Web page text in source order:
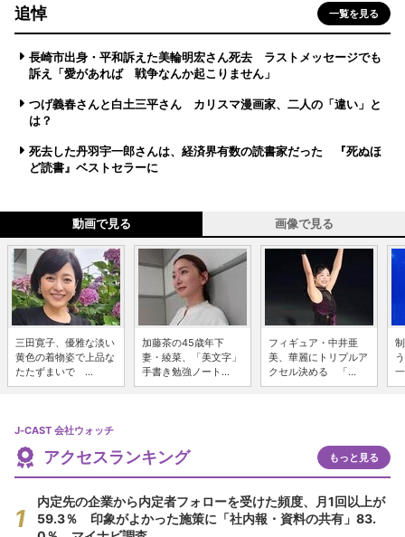
追悼 一覧を見る
長崎市出身・平和訴えた美輪明宏さん死去 ラストメッセージでも
訴え「愛があれば 戦争なんか起こりません」
つげ義春さんと白土三平さん カリスマ漫画家、二人の「違い」と
は？
死去した丹羽宇一郎さんは、経済界有数の読書家だった 『死ぬほ
ど読書』ベストセラーに
動画で見る 画像で見る
三田寛子、優雅な淡い
黄色の着物姿で上品な
たたずまいで ...
加藤茶の45歳年下
妻・綾菜、「美文字」
手書き勉強ノート...
フィギュア・中井亜
美、華麗にトリプルア
クセル決める 「...
J-CAST 会社ウォッチ
アクセスランキング もっと見る
内定先の企業から内定者フォローを受けた頻度、月1回以上が
59.3％ 印象がよかった施策に「社内報・資料の共有」83.